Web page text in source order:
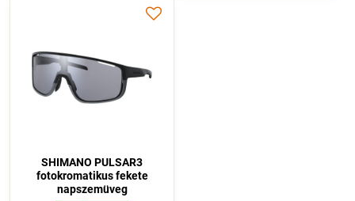
SHIMANO PULSAR3
fotokromatikus fekete
napszemüveg